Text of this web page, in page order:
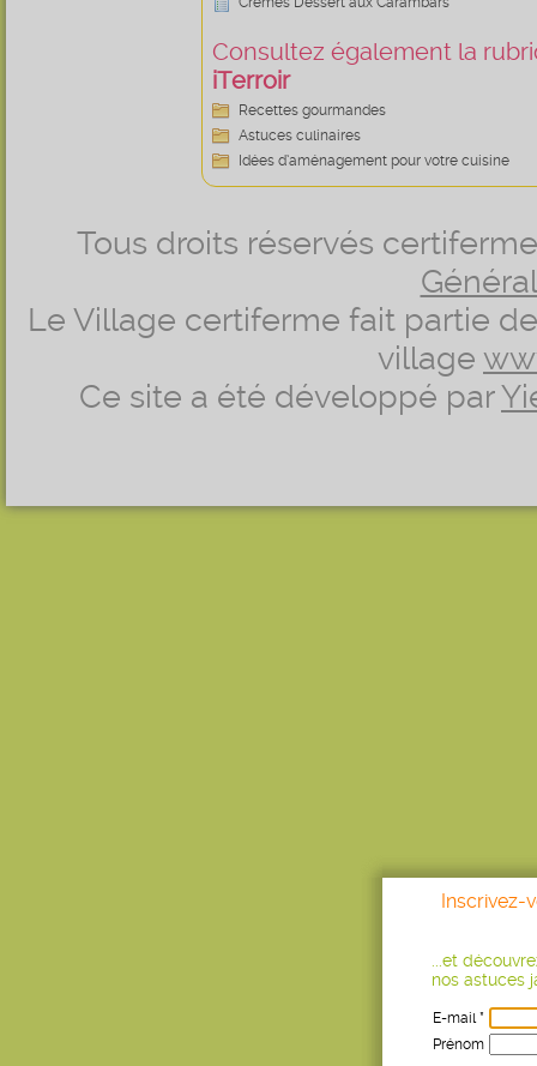
Consultez également la
iTerroir
Recettes gourmandes
Astuces culinaires
Idées d’aménagement pour votre cuisine
Tous droits réservés
Le Village certiferme fait partie
village
Ce site a été développé par
Inscrivez-
...et
nos astuces
E-mail *
Prénom